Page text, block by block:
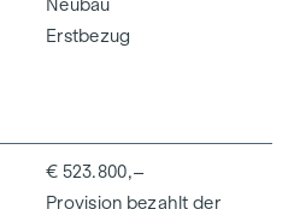
Neubau
Erstbezug
€ 523.800,–
Provision bezahlt der